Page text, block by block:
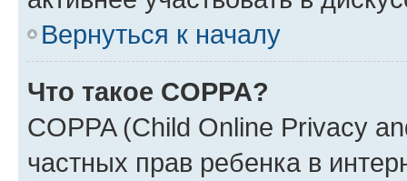
Вернуться к началу
Что такое COPPA?
COPPA (Child Online Privacy
частных прав ребенка в